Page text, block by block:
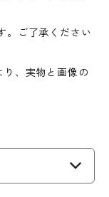
。ご了承ください
、実物と画像の